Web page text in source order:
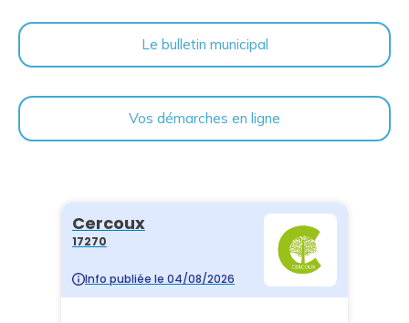
Le bulletin municipal
Vos démarches en ligne